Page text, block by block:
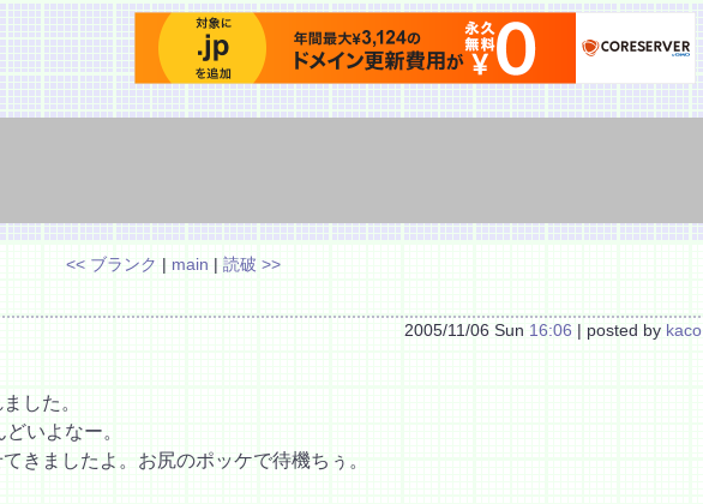
<< ブランク | main |読破 >>
2005/11/06 Sun 16:06 | posted by kaco
した。
いよなー。
きましたよ。お尻のポッケで待機ちぅ。